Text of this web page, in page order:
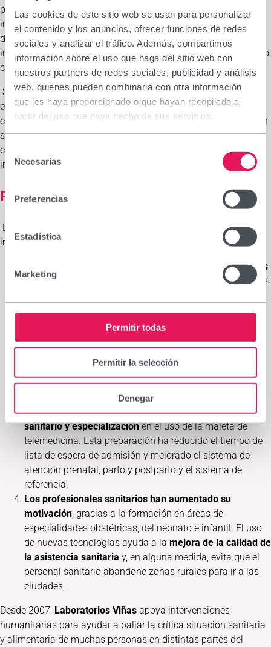
Las cookies de este sitio web se usan para personalizar
el contenido y los anuncios, ofrecer funciones de redes
sociales y analizar el tráfico. Además, compartimos
información sobre el uso que haga del sitio web con
nuestros partners de redes sociales, publicidad y análisis
web, quienes pueden combinarla con otra información
que les haya proporcionado o que hayan recopilado a
partir del uso que haya hecho de sus servicios.
Selección
de Necesarias
Preferencias
Estadística
Marketing
Permitir todas
Permitir la selección
Denegar
personal sanitario. Gracias a ellos, la información, las
iniciativas y recursos circulan mejor entre ambas partes, se
dinamizan las acciones para promocionar la salud y quieren
influir en la comunidad y en el individuo a tres niveles: sanitario,
comunitario y sociocultural.
Suobjetivo fue identificar y sensibilizar a mujeres
embarazadas y con recién nacidos y sus parejas para
concienciarles sobre la importancia del seguimiento médico en
su estado, antes, durante y después del parto para evitar
complicaciones; y, a los padres de niños de 5 años sobre la
importancia de acudir al centro de salud.
Primeros resultados alentadores
Las campañas de este programa ya han alcanzado logros
importantes.
Mejora de la calidad de la atención sanitaria de mujeres
y niños menores de 5 años
: 2.320 personas; 630 mujeres
evitando sus desplazamientos a la capital y
ahorrándoles, con ello, mermar sus escasos recursos
Con las actividades de sensibilización se ha llegado a
1.200 personasde comunidades remotas y sin servicios
Un aumento notable de la formación del personal
sanitario y especializaciónen el uso de la maleta de
telemedicina. Esta preparación ha reducido el tiempo de
lista de espera de admisión y mejorado el sistema de
atención prenatal, parto y postparto y el sistema de
referencia.
Los profesionales sanitarios han aumentado su
motivación , gracias a la formación en áreas de
especialidades obstétricas, del neonato e infantil. El uso
de nuevas tecnologías ayuda a la mejora de la calidad de
la asistencia sanitaria y, en alguna medida, evita que el
personal sanitario abandone zonas rurales para ir a las
ciudades.
Desde 2007, Laboratorios Viñas apoya intervenciones
humanitarias para ayudar a paliar la crítica situación sanitaria
y alimentaria de muchas personas en distintas partes del